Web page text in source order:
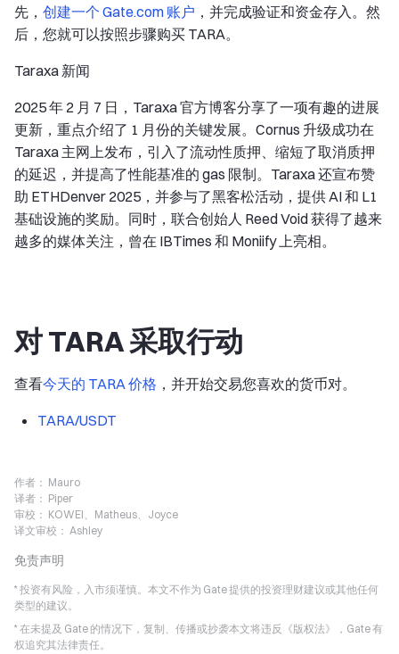
先， 创建一个 Gate.com 账户 ，并完成验证和资金存入。然
后，您就可以按照步骤购买 TARA。
Taraxa 新闻
2025 年 2 月 7 日，Taraxa 官方博客分享了一项有趣的进展
更新，重点介绍了 1 月份的关键发展。Cornus 升级成功在
Taraxa 主网上发布，引入了流动性质押、缩短了取消质押
的延迟，并提高了性能基准的 gas 限制。Taraxa 还宣布赞
助 ETHDenver 2025，并参与了黑客松活动，提供 AI 和 L1
基础设施的奖励。同时，联合创始人 Reed Void 获得了越来
越多的媒体关注，曾在 IBTimes 和 Moniify 上亮相。
对 TARA 采取行动
查看今天的 TARA 价格 ，并开始交易您喜欢的货币对。
TARA/USDT
作者： Mauro
译者： Piper
审校： KOWEI、Matheus、Joyce
译文审校： Ashley
免责声明
* 投资有风险，入市须谨慎。本文不作为 Gate 提供的投资理财建议或其他任何
类型的建议。
* 在未提及 Gate 的情况下，复制、传播或抄袭本文将违反《版权法》，Gate 有
权追究其法律责任。